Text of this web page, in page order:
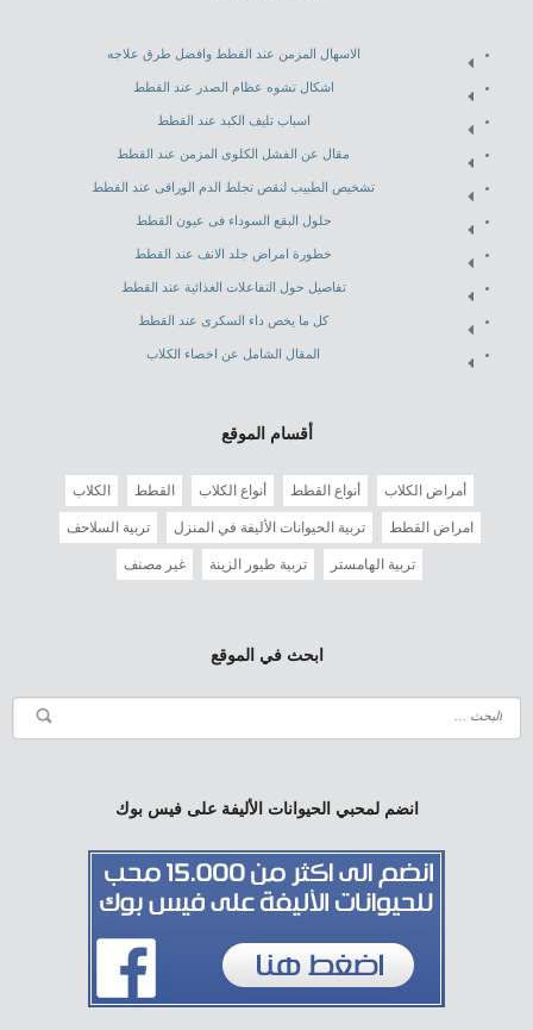
الاسهال المزمن عند القطط وافضل طرق علاجه
اشكال تشوه عظام الصدر عند القطط
اسباب تليف الكبد عند القطط
مقال عن الفشل الكلوى المزمن عند القطط
تشخيص الطبيب لنقص تجلط الدم الوراقى عند القطط
حلول البقع السوداء فى عيون القطط
خطورة امراض جلد الانف عند القطط
تفاصيل حول التفاعلات الغذائية عند القطط
كل ما يخص داء السكرى عند القطط
المقال الشامل عن اخصاء الكلاب
أقسام الموقع
أمراض الكلاب أنواع القطط أنواع الكلاب القطط الكلاب
امراض القطط تربية الحيوانات الأليفة في المنزل تربية السلاحف
تربية الهامستر تربية طيور الزينة غير مصنف
ابحث في الموقع
انضم لمحبي الحيوانات الأليفة على فيس بوك